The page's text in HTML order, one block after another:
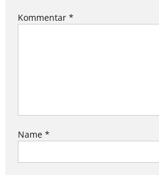
Kommentar *
Name *